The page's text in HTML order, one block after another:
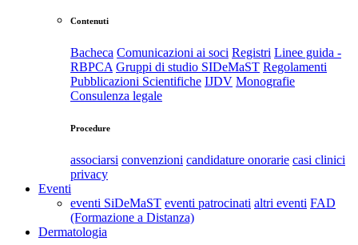
Contenuti
Bacheca Comunicazioni ai soci Registri Linee guida -
RBPCA Gruppi di studio SIDeMaST Regolamenti
Pubblicazioni Scientifiche IJDV Monografie
Consulenza legale
Procedure
associarsi convenzioni candidature onorarie casi clinici
privacy
Eventi
eventi SiDeMaST eventi patrocinati altri eventi FAD
(Formazione a Distanza)
Dermatologia